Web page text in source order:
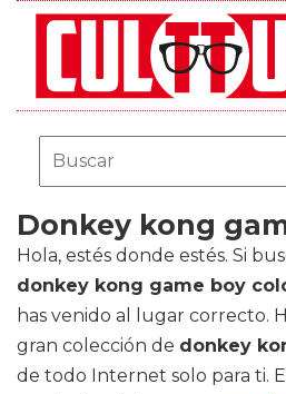
Donkey kong
Hola, estés donde estés. Si
donkey kong game boy
has venido al lugar correcto.
gran colección de donkey
de todo Internet solo para ti.